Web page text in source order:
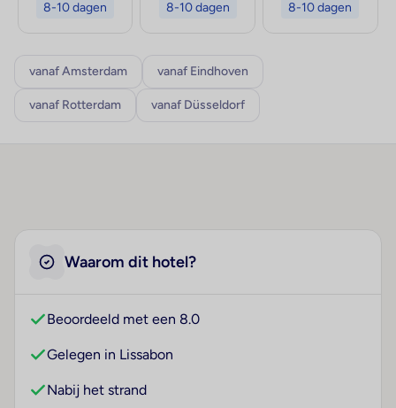
8-10 dagen 8-10 dagen 8-10 dagen
vanaf Amsterdam vanaf Eindhoven
vanaf Rotterdam vanaf Düsseldorf
Waarom dit hotel?
Beoordeeld met een 8.0
Gelegen in Lissabon
Nabij het strand